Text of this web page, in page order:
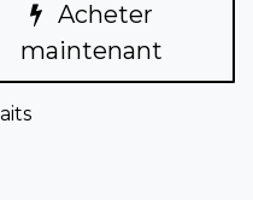
Acheter
maintenant